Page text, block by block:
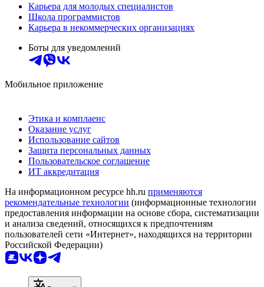
Карьера для молодых специалистов
Школа программистов
Карьера в некоммерческих организациях
Боты для уведомлений
Мобильное приложение
Этика и комплаенс
Оказание услуг
Использование сайтов
Защита персональных данных
Пользовательское соглашение
ИТ аккредитация
На информационном ресурсе hh.ru применяются
рекомендательные технологии (информационные технологии
предоставления информации на основе сбора, систематизации
и анализа сведений, относящихся к предпочтениям
пользователей сети «Интернет», находящихся на территории
Российской Федерации)